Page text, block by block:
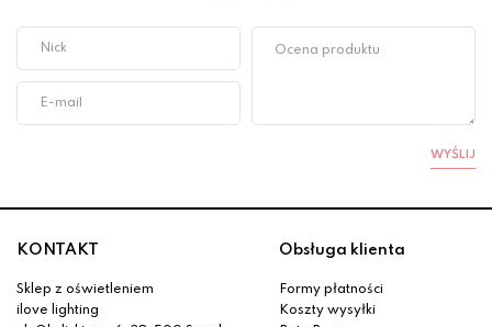
WYŚLIJ
KONTAKT
Sklep z oświetleniem
ilove lighting
Obsługa klienta
Formy płatności
Koszty wysyłki